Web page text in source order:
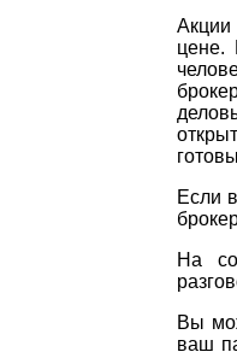
цене.
Если
На
Вы
ваш